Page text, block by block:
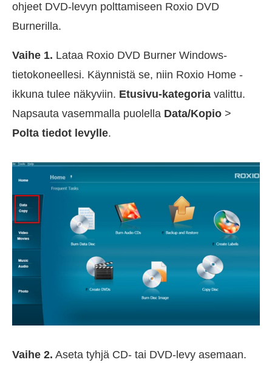
ohjeet DVD-levyn polttamiseen Roxio DVD
Burnerilla.
Vaihe 1. Lataa Roxio DVD Burner Windows-
tietokoneellesi. Käynnistä se, niin Roxio Home -
ikkuna tulee näkyviin. Etusivu-kategoria valittu.
Napsauta vasemmalla puolella Data/Kopio >
Polta tiedot levylle.
Vaihe 2. Aseta tyhjä CD- tai DVD-levy asemaan.